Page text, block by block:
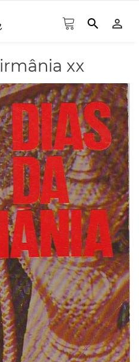
search person_outline
xx